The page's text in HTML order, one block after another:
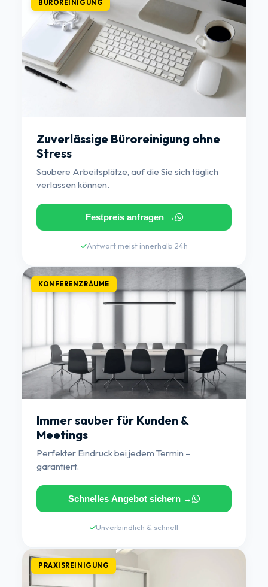
BÜROREINIGUNG
Zuverlässige Büroreinigung ohne
Stress
Saubere Arbeitsplätze, auf die Sie sich täglich
verlassen können.
Festpreis anfragen →
Antwort meist innerhalb 24h
KONFERENZRÄUME
Immer sauber für Kunden &
Meetings
Perfekter Eindruck bei jedem Termin –
garantiert.
Schnelles Angebot sichern →
Unverbindlich & schnell
PRAXISREINIGUNG